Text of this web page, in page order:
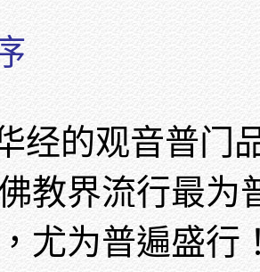
经的观音普门
教界流行最为
尤为普遍盛行